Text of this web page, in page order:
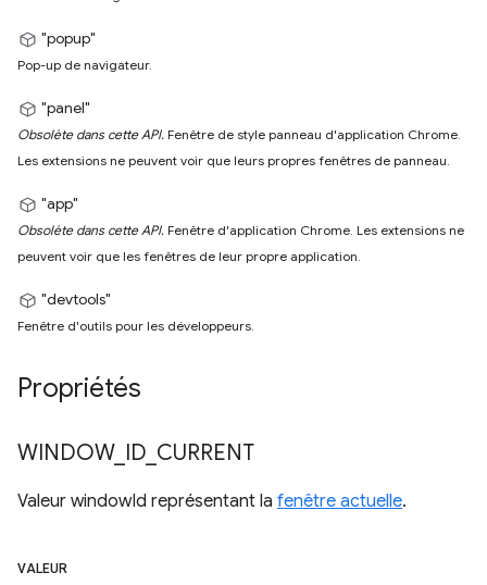
"popup"
Pop-up de navigateur.
"panel"
Obsolète dans cette API. Fenêtre de style panneau d'application Chrome.
Les extensions ne peuvent voir que leurs propres fenêtres de panneau.
"app"
Obsolète dans cette API. Fenêtre d'application Chrome. Les extensions ne
peuvent voir que les fenêtres de leur propre application.
"devtools"
Fenêtre d'outils pour les développeurs.
Propriétés
WINDOW_ ID CURRENT
Valeur windowId représentant la fenêtre actuelle.
VALEUR